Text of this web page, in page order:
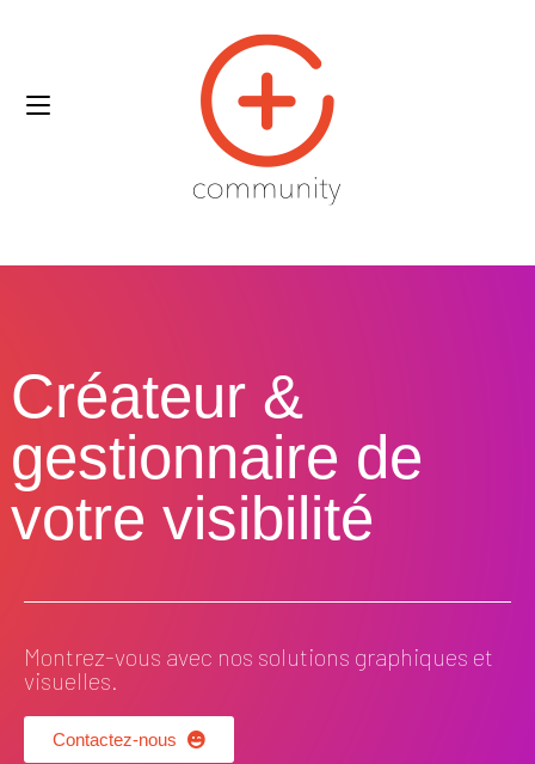
Créateur &
gestionnaire de
votre visibilité​
Montrez-vous avec nos solutions graphiques et
visuelles.
Contactez-nous